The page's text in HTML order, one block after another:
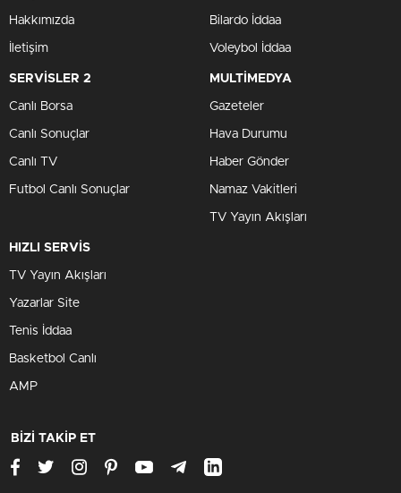
Hakkımızda
İletişim
Bilardo İddaa
Voleybol İddaa
SERVİSLER 2
Canlı Borsa
Canlı Sonuçlar
Canlı TV
Futbol Canlı Sonuçlar
MULTİMEDYA
Gazeteler
Hava Durumu
Haber Gönder
Namaz Vakitleri
TV Yayın Akışları
HIZLI SERVİS
TV Yayın Akışları
Yazarlar Site
Tenis İddaa
Basketbol Canlı
AMP
BİZİ TAKİP ET